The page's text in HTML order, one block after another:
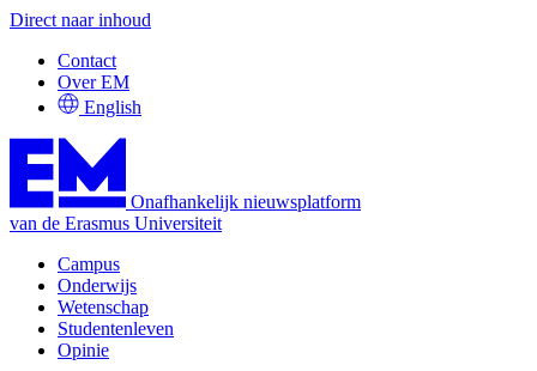
Direct naar inhoud
Contact
Over EM
English
Onafhankelijk nieuwsplatform
van de Erasmus Universiteit
Campus
Onderwijs
Wetenschap
Studentenleven
Opinie